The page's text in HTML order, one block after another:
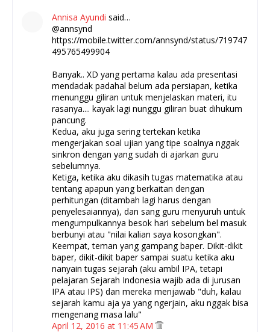
Annisa Ayundi said…
@annsynd
https://mobile.twitter.com/annsynd/status/719747
495765499904
Banyak.. XD yang pertama kalau ada presentasi
mendadak padahal belum ada persiapan, ketika
menunggu giliran untuk menjelaskan materi, itu
rasanya.... kayak lagi nunggu giliran buat dihukum
pancung.
Kedua, aku juga sering tertekan ketika
mengerjakan soal ujian yang tipe soalnya nggak
sinkron dengan yang sudah di ajarkan guru
sebelumnya.
Ketiga, ketika aku dikasih tugas matematika atau
tentang apapun yang berkaitan dengan
perhitungan (ditambah lagi harus dengan
penyelesaiannya), dan sang guru menyuruh untuk
mengumpulkannya besok hari sebelum bel masuk
berbunyi atau "nilai kalian saya kosongkan".
Keempat, teman yang gampang baper. Dikit-dikit
baper, dikit-dikit baper sampai suatu ketika aku
nanyain tugas sejarah (aku ambil IPA, tetapi
pelajaran Sejarah Indonesia wajib ada di jurusan
IPA atau IPS) dan mereka menjawab "duh, kalau
sejarah kamu aja ya yang ngerjain, aku nggak bisa
mengenang masa lalu"
April 12, 2016 at 11:45 AM